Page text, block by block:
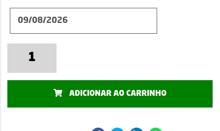
Painel
ADICIONAR AO CARRINHO